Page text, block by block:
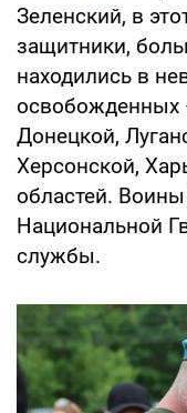
Зеленский, в
защитники,
находились в
освобожденных
Донецкой,
Херсонской,
областей.
Национальной
службы.